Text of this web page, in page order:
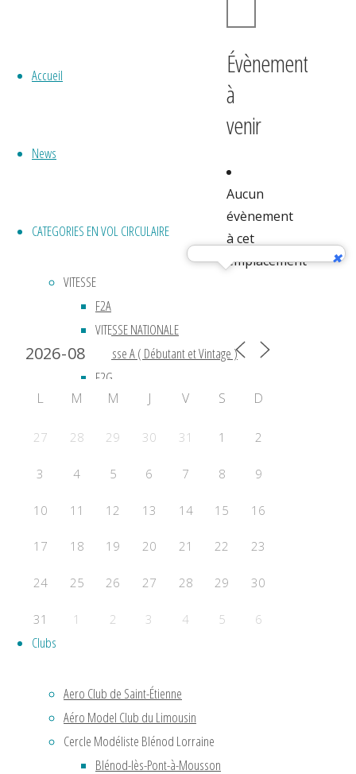
Accueil
News
CATEGORIES EN VOL CIRCULAIRE
VITESSE
F2A
VITESSE NATIONALE
Vitesse A ( Débutant et Vintage )
F2G
ACROBATIE
COURSE
F2F – Good Year
COMBAT
F2E
Clubs
Aero Club de Saint-Étienne
Aéro Model Club du Limousin
Cercle Modéliste Blénod Lorraine
Blénod-lès-Pont-à-Mousson
Évènement
à
venir
Aucun
évènement
à cet
emplacement
Calendrier 2024
L M M J V S D
27 28 29 30 31 1 2
3 4 5 6 7 8 9
10 11 12 13 14 15 16
17 18 19 20 21 22 23
24 25 26 27 28 29 30
31 1 2 3 4 5 6
Aucun évènement
Powered by